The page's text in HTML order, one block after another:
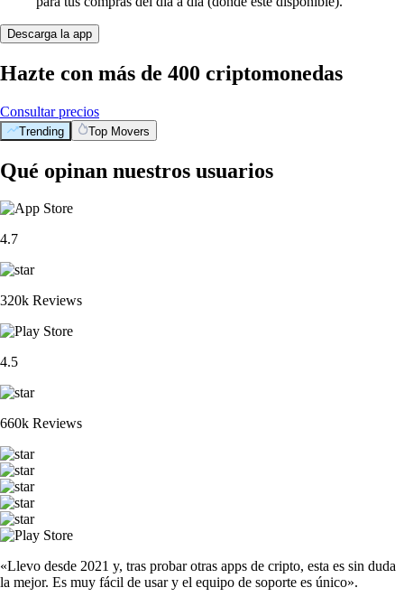
Descarga la app
Hazte con más de 400 criptomonedas
Consultar precios
Trending Top Movers
Qué opinan nuestros usuarios
4.7
320k Reviews
4.5
660k Reviews
«Llevo desde 2021 y, tras probar otras apps de cripto, esta es sin duda
la mejor. Es muy fácil de usar y el equipo de soporte es único».